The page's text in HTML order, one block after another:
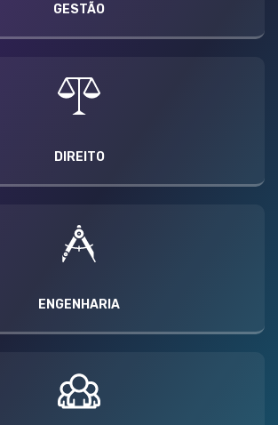
GESTÃO
DIREITO
ENGENHARIA